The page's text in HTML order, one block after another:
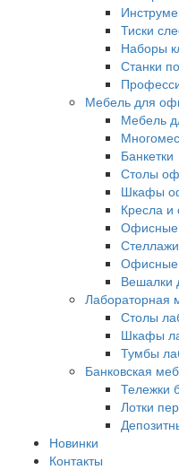
Тиски
Наборы
Станки
Мебель для
Мебель
Банкетки
Столы
Шкафы
Кресла и
Офисные
Офисные
Вешалки
Лабораторная
Столы
Шкафы
Тумбы
Банковская
Тележки
Лотки
Новинки
Контакты